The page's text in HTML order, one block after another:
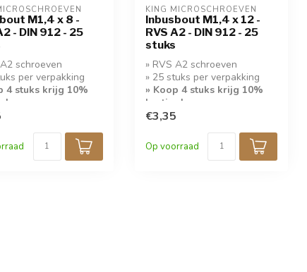
M1,4 x 8 -
- DIN 912 - 25
schroeven
per verpakking
4 stuks krijg 10%
KING MICROSCHROEVEN
Inbusbout M1,4 x 12 -
RVS A2 - DIN 912 - 25
stuks
» RVS A2 schroeven
» 25 stuks per verpakking
» Koop 4 stuks krijg 10%
korting!
€3,35
Op voorraad